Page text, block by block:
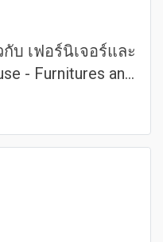
บ เฟอร์นิเจอร์และ
- Furnitures and